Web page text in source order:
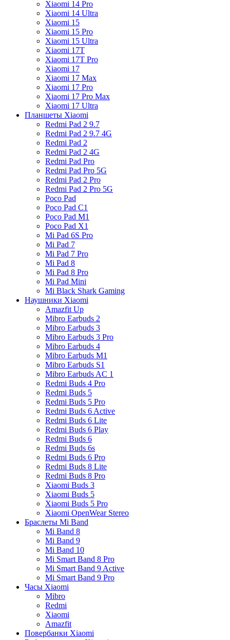
Xiaomi 14 Pro
Xiaomi 14 Ultra
Xiaomi 15
Xiaomi 15 Pro
Xiaomi 15 Ultra
Xiaomi 17T
Xiaomi 17T Pro
Xiaomi 17
Xiaomi 17 Max
Xiaomi 17 Pro
Xiaomi 17 Pro Max
Xiaomi 17 Ultra
Планшеты Xiaomi
Redmi Pad 2 9.7
Redmi Pad 2 9.7 4G
Redmi Pad 2
Redmi Pad 2 4G
Redmi Pad Pro
Redmi Pad Pro 5G
Redmi Pad 2 Pro
Redmi Pad 2 Pro 5G
Poco Pad
Poco Pad C1
Poco Pad M1
Poco Pad X1
Mi Pad 6S Pro
Mi Pad 7
Mi Pad 7 Pro
Mi Pad 8
Mi Pad 8 Pro
Mi Pad Mini
Mi Black Shark Gaming
Наушники Xiaomi
Amazfit Up
Mibro Earbuds 2
Mibro Earbuds 3
Mibro Earbuds 3 Pro
Mibro Earbuds 4
Mibro Earbuds M1
Mibro Earbuds S1
Mibro Earbuds AC 1
Redmi Buds 4 Pro
Redmi Buds 5
Redmi Buds 5 Pro
Redmi Buds 6 Active
Redmi Buds 6 Lite
Redmi Buds 6 Play
Redmi Buds 6
Redmi Buds 6s
Redmi Buds 6 Pro
Redmi Buds 8 Lite
Redmi Buds 8 Pro
Xiaomi Buds 3
Xiaomi Buds 5
Xiaomi Buds 5 Pro
Xiaomi OpenWear Stereo
Браслеты Mi Band
Mi Band 8
Mi Band 9
Mi Band 10
Mi Smart Band 8 Pro
Mi Smart Band 9 Active
Mi Smart Band 9 Pro
Часы Xiaomi
Mibro
Redmi
Xiaomi
Amazfit
Повербанки Xiaomi